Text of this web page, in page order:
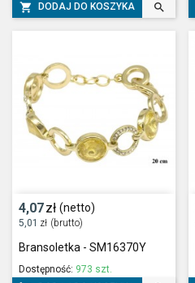
 DODAJ DO KOSZYKA 
4,07zł (netto)
5,01 zł (brutto)
Bransoletka - SM16370Y
Dostępność: 973 szt.